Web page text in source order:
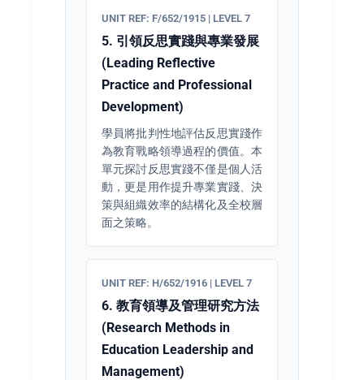
UNIT REF: F/652/1915 | LEVEL 7
5. 引領反思實踐與專業發展
(Leading Reflective
Practice and Professional
Development)
學員將批判性地評估反思實踐作
為教育戰略領導過程的價值。本
單元探討反思實踐不僅是個人活
動，更是用作提升專業實踐、決
策與組織效率的結構化及全校層
面之策略。
UNIT REF: H/652/1916 | LEVEL 7
6. 教育領導及管理研究方法
(Research Methods in
Education Leadership and
Management)